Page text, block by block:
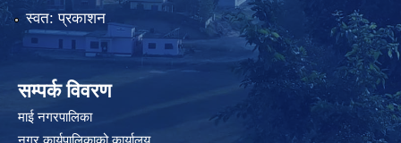
स्वत: प्रकाशन
सम्पर्क विवरण
माई नगरपालिका